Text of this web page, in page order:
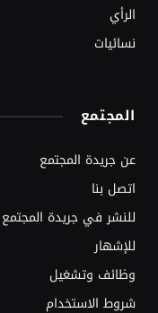
الرأي
نسائيات
المجتمع
عن جريدة المجتمع
اتصل بنا
للنشر في جريدة المجتمع
للإشهار
وظائف وتشغيل
شروط الاستخدام